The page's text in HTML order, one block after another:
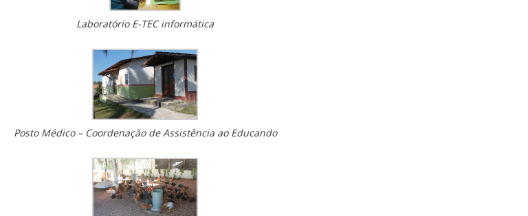
Laboratório E-TEC informática
Posto Médico – Coordenação de Assistência ao Educando